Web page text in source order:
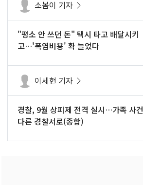
소봄이 기자
"평소 안 쓰던 돈" 택시 타고 배달시키
고…'폭염비용' 확 늘었다
이세현 기자
경찰, 9월 상피제 전격 실시…가족 사건
다른 경찰서로(종합)